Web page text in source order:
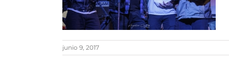
junio 9, 2017